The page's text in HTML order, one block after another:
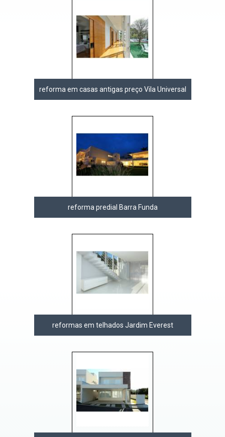
reforma em casas antigas preço Vila Universal
reforma predial Barra Funda
reformas em telhados Jardim Everest